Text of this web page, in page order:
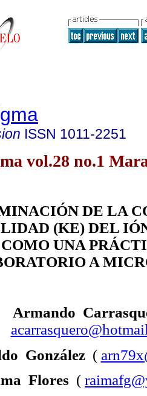
ISSN 1011-2251
vol.28 no.1
DE LA
(KE) DEL
COMO UNA
A
Armando
González (
Flores (